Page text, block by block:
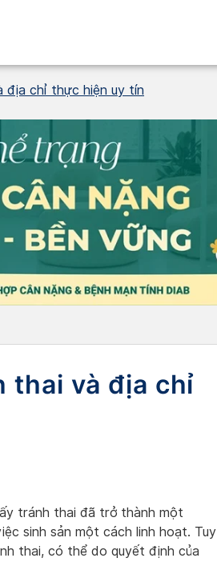
địa chỉ thực hiện uy tín
thai và địa chỉ
tránh thai đã trở thành một
sinh sản một cách linh hoạt. Tuy
thai, có thể do quyết định của